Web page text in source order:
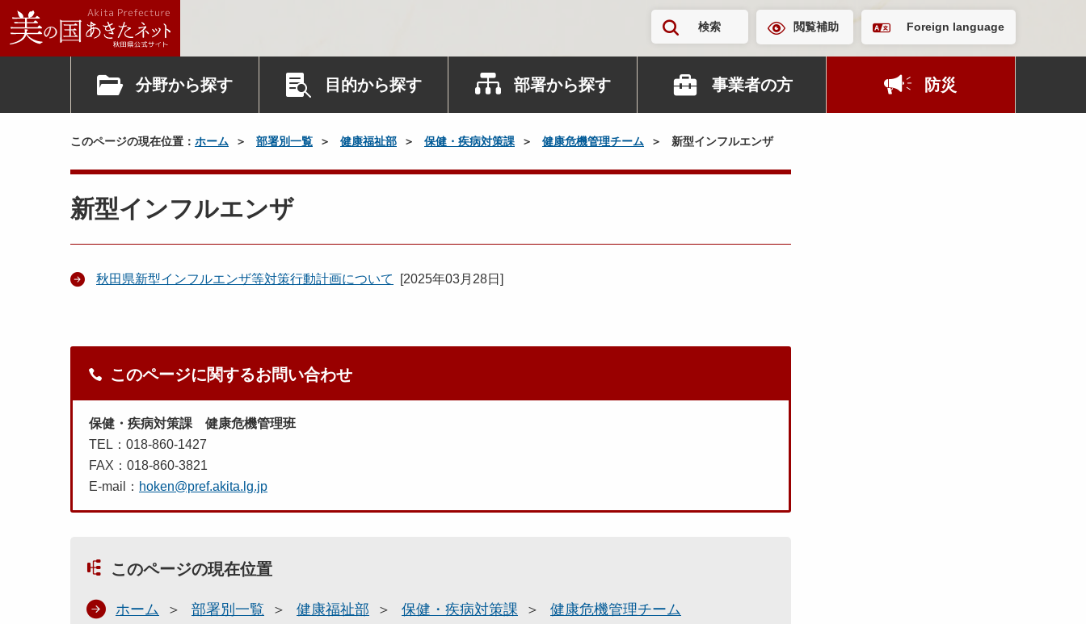
検索 閲覧補助 Foreign language
分野から探す 目的から探す 部署から探す 事業者の方 防災
このページの現在位置： ホーム 部署別一覧 健康福祉部 保健・疾病対策課 健康危機管理チーム 新型インフルエンザ
新型インフルエンザ
秋田県新型インフルエンザ等対策行動計画について [2025年03月28日 ]
このページに関するお問い合わせ
保健・疾病対策課 健康危機管理班
TEL：018-860-1427
FAX：018-860-3821
E-mail： hoken@pref.akita.lg.jp
このページの現在位置
ホーム 部署別一覧 健康福祉部 保健・疾病対策課
健康危機管理チーム